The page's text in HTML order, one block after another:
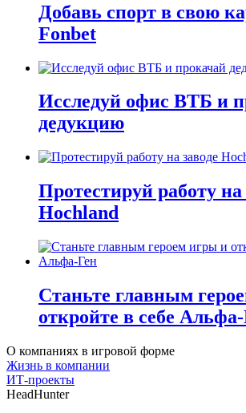
Добавь спорт в свою
Fonbet
Исследуй офис ВТБ и
дедукцию
Протестируй работу на
Hochland
Станьте главным
откройте в себе
О компаниях в игровой форме
Жизнь в компании
ИТ-проекты
HeadHunter